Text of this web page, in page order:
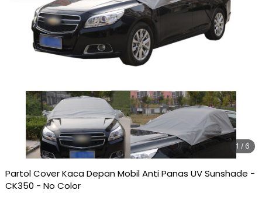
1 / 6
Partol Cover Kaca Depan Mobil Anti Panas UV Sunshade -
CK350 - No Color